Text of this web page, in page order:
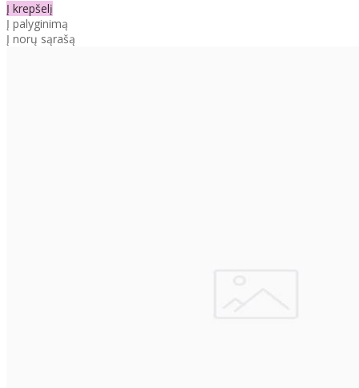
Į krepšelį
Į palyginimą
Į norų sąrašą